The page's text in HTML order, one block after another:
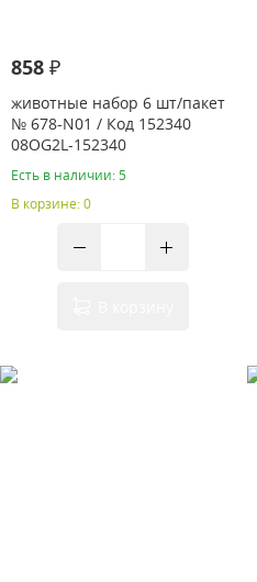
858 ₽
животные набор 6 шт/пакет
№ 678-N01 / Код 152340
08OG2L-152340
Есть в наличии: 5
В корзине: 0